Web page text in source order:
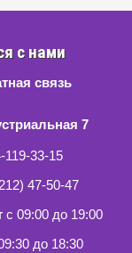
с нами
связь
7
119-33-15
47-50-47
с 09:00 до 19:00
до 18:30